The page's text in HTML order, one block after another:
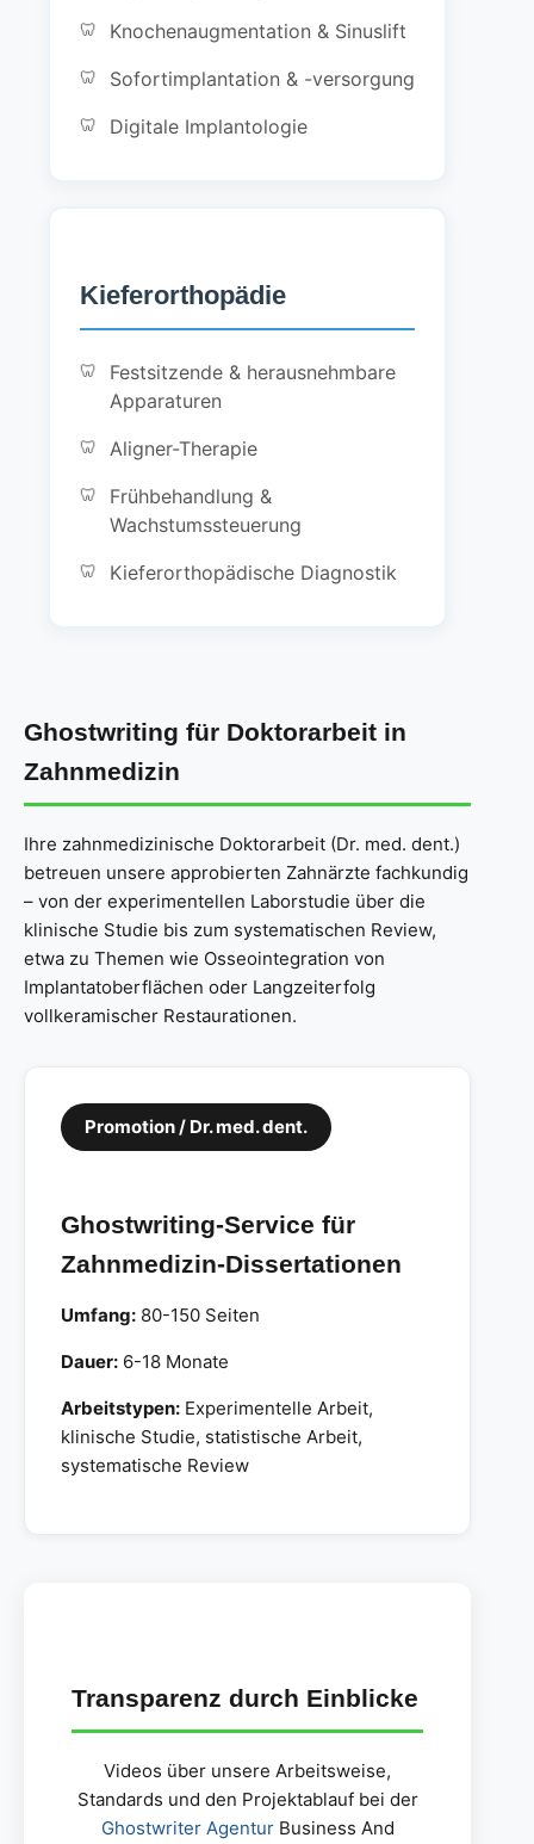
Knochenaugmentation & Sinuslift
Sofortimplantation & -versorgung
Digitale Implantologie
Kieferorthopädie
Festsitzende & herausnehmbare
Apparaturen
Aligner-Therapie
Frühbehandlung &
Wachstumssteuerung
Kieferorthopädische Diagnostik
Ghostwriting für Doktorarbeit in
Zahnmedizin
Ihre zahnmedizinische Doktorarbeit (Dr. med. dent.)
betreuen unsere approbierten Zahnärzte fachkundig
– von der experimentellen Laborstudie über die
klinische Studie bis zum systematischen Review,
etwa zu Themen wie Osseointegration von
Implantatoberflächen oder Langzeiterfolg
vollkeramischer Restaurationen.
Promotion / Dr. med. dent.
Ghostwriting-Service für
Zahnmedizin-Dissertationen
Umfang: 80-150 Seiten
Dauer: 6-18 Monate
Arbeitstypen: Experimentelle Arbeit,
klinische Studie, statistische Arbeit,
systematische Review
Transparenz durch Einblicke
Videos über unsere Arbeitsweise,
Standards und den Projektablauf bei der
Ghostwriter AgenturBusiness And